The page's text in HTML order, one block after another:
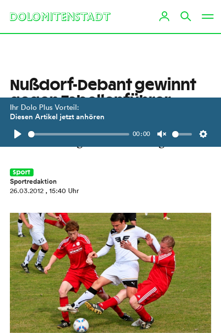
Ihr Dolo Plus Vorteil:
Diesen Artikel jetzt anhören
Play
00:00
Unmute
Nußdorf-Debant gewinnt
gegen Tabellenführer
Steinfeld ließ zum Saisonauftakt drei
Punkte im Aguntstadion liegen.
Sport
Sportredaktion
26.03.2012 , 15:40 Uhr